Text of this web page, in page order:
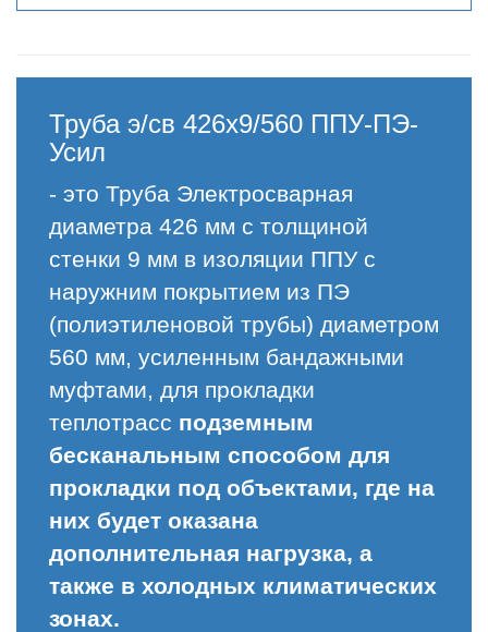
Труба э/св 426х9/560 ППУ-ПЭ-
Усил
- это Труба Электросварная
диаметра 426 мм с толщиной
стенки 9 мм в изоляции ППУ с
наружним покрытием из ПЭ
(полиэтиленовой трубы) диаметром
560 мм, усиленным бандажными
муфтами, для прокладки
теплотрасс подземным
бесканальным способом для
прокладки под объектами, где на
них будет оказана
дополнительная нагрузка, а
также в холодных климатических
зонах.